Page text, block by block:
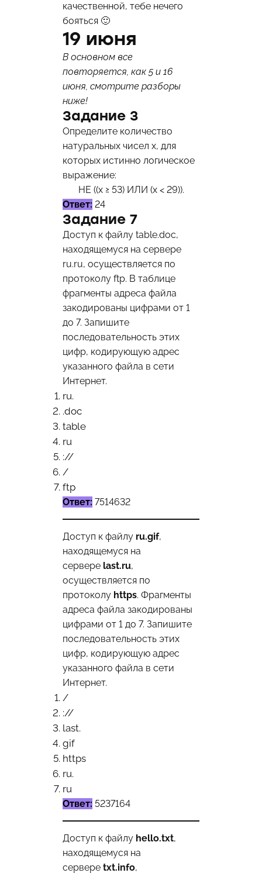
качественной, тебе нечего
бояться 🙂
19 июня
В основном все
повторяется, как 5 и 16
июня, смотрите разборы
ниже!
Задание 3
Определите количество
натуральных чисел х, для
которых истинно логическое
выражение:
НЕ ((x ≥ 53) ИЛИ (x < 29)).
Ответ: 24
Задание 7
Доступ к файлу table.doc,
находящемуся на сервере
ru.ru, осуществляется по
протоколу ftp. В таблице
фрагменты адреса файла
закодированы цифрами от 1
до 7. Запишите
последовательность этих
цифр, кодирующую адрес
указанного файла в сети
Интернет.
ru.
.doc
table
ru
://
/
ftp
Ответ: 7514632
Доступ к файлу ru.gif,
находящемуся на
сервере last.ru,
осуществляется по
протоколу https. Фрагменты
адреса файла закодированы
цифрами от 1 до 7. Запишите
последовательность этих
цифр, кодирующую адрес
указанного файла в сети
Интернет.
/
://
last.
gif
https
ru.
ru
Ответ: 5237164
Доступ к файлу hello.txt,
находящемуся на
сервереtxt.info,